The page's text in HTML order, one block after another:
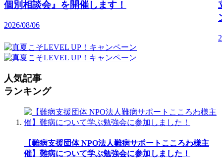
個別相談会』を開催します！
2026/08/06
人気記事
ランキング
【難病支援団体 NPO法人難病サポートこころわ様主
催】難病について学ぶ勉強会に参加しました！